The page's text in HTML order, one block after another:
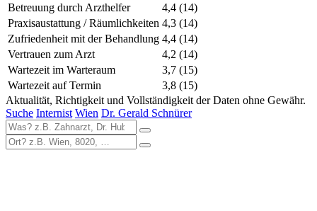
Betreuung durch Arzthelfer
4,4 (14)
Praxisaustattung / Räumlichkeiten 4,3 (14)
Zufriedenheit mit der Behandlung 4,4 (14)
Vertrauen zum Arzt
4,2 (14)
Wartezeit im Warteraum
3,7 (15)
Wartezeit auf Termin
3,8 (15)
Aktualität, Richtigkeit und Vollständigkeit der Daten ohne Gewähr.
Suche Internist Wien Dr. Gerald Schnürer